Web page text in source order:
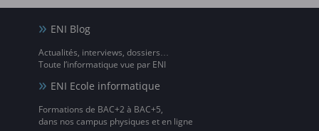
ENI Blog
Actualités, interviews, dossiers…
Toute l’informatique vue par ENI
ENI Ecole informatique
Formations de BAC+2 à BAC+5,
dans nos campus physiques et en ligne